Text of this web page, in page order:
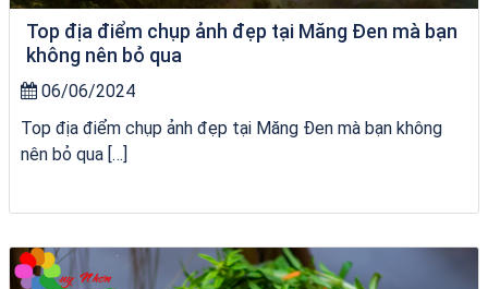
Top địa điểm chụp ảnh đẹp tại Măng Đen mà bạn
không nên bỏ qua
06/06/2024
Top địa điểm chụp ảnh đẹp tại Măng Đen mà bạn không
nên bỏ qua […]
tour ghép Hòn Khô